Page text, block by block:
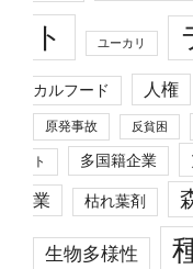
ト
ユーカリ
カルフード 人権
原発事故 反貧困
ト 多国籍企業
業 枯れ葉剤
生物多様性